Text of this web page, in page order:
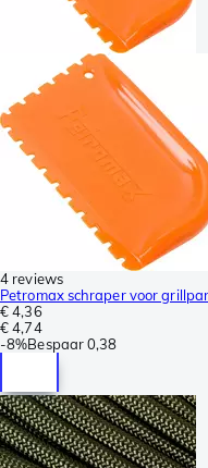
4 reviews
Petromax schraper voor
€ 4,36
€ 4,74
-8%Bespaar0,38